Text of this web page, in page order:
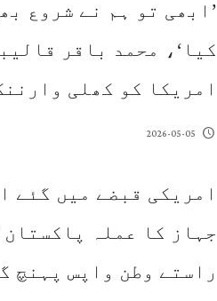
’ابھی تو ہم نے شروع
کیا‘، محمد باقر
امریکا کو کھلی
2026-05-05
امریکی قبضے میں گئے
جہاز کا عملہ پاکستان
راستے وطن واپس پہنچ